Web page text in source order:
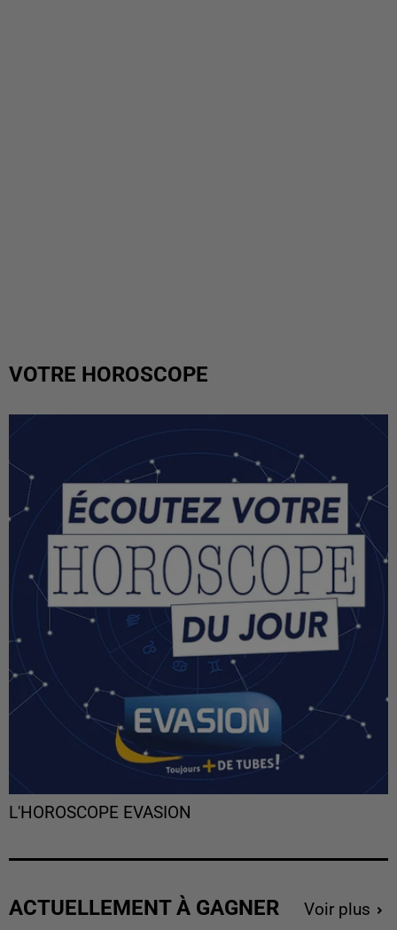
VOTRE HOROSCOPE
L'HOROSCOPE EVASION
ACTUELLEMENT À GAGNER Voir plus